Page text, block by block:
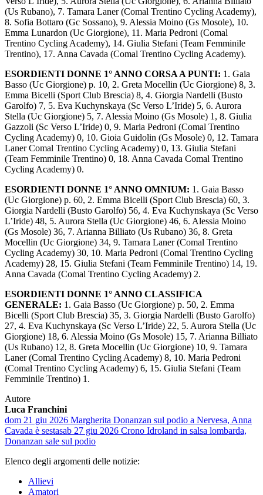
(Us Rubano), 7. Tamara Laner (Comal Trentino Cycling Academy),
8. Sofia Bottaro (Gc Sossano), 9. Alessia Moino (Gs Mosole), 10.
Emma Lunardon (Uc Giorgione), 11. Maria Pedroni (Comal
Trentino Cycling Academy), 14. Giulia Stefani (Team Femminile
Trentino), 17. Anna Cavada (Comal Trentino Cycling Academy).
ESORDIENTI DONNE 1° ANNO CORSA A PUNTI: 1. Gaia
Basso (Uc Giorgione) p. 10, 2. Greta Mocellin (Uc Giorgione) 8, 3.
Emma Bicelli (Sport Club Brescia) 8, 4. Giorgia Nardelli (Busto
Garolfo) 7, 5. Eva Kuchynskaya (Sc Verso L’Iride) 5, 6. Aurora
Stella (Uc Giorgione) 5, 7. Alessia Moino (Gs Mosole) 1, 8. Giulia
Gazzoli (Sc Verso L’Iride) 0, 9. Maria Pedroni (Comal Trentino
Cycling Academy) 0, 10. Gioia Guidolin (Gs Mosole) 0, 12. Tamara
Laner Comal Trentino Cycling Academy) 0, 13. Giulia Stefani
(Team Femminile Trentino) 0, 18. Anna Cavada Comal Trentino
Cycling Academy) 0.
ESORDIENTI DONNE 1° ANNO OMNIUM: 1. Gaia Basso
(Uc Giorgione) p. 60, 2. Emma Bicelli (Sport Club Brescia) 60, 3.
Giorgia Nardelli (Busto Garolfo) 56, 4. Eva Kuchynskaya (Sc Verso
L’Iride) 48, 5. Aurora Stella (Uc Giorgione) 46, 6. Alessia Moino
(Gs Mosole) 36, 7. Arianna Billiato (Us Rubano) 36, 8. Greta
Mocellin (Uc Giorgione) 34, 9. Tamara Laner (Comal Trentino
Cycling Academy) 30, 10. Maria Pedroni (Comal Trentino Cycling
Academy) 28, 15. Giulia Stefani (Team Femminile Trentino) 14, 19.
Anna Cavada (Comal Trentino Cycling Academy) 2.
ESORDIENTI DONNE 1° ANNO CLASSIFICA
GENERALE: 1. Gaia Basso (Uc Giorgione) p. 50, 2. Emma
Bicelli (Sport Club Brescia) 35, 3. Giorgia Nardelli (Busto Garolfo)
27, 4. Eva Kuchynskaya (Sc Verso L’Iride) 22, 5. Aurora Stella (Uc
Giorgione) 18, 6. Alessia Moino (Gs Mosole) 15, 7. Arianna Billiato
(Us Rubano) 12, 8. Greta Mocellin (Uc Giorgione) 10, 9. Tamara
Laner (Comal Trentino Cycling Academy) 8, 10. Maria Pedroni
(Comal Trentino Cycling Academy) 6, 15. Giulia Stefani (Team
Femminile Trentino) 1.
Autore
Luca Franchini
dom 21 giu 2026 Margherita Donanzan sul podio a Nervesa, Anna
Cavada è sestasab 27 giu 2026 Crono Idroland in salsa lombarda,
Donanzan sale sul podio
Elenco degli argomenti delle notizie:
Allievi
Amatori